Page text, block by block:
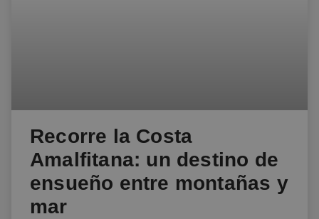
Recorre la Costa
Amalfitana: un destino de
ensueño entre montañas y
mar